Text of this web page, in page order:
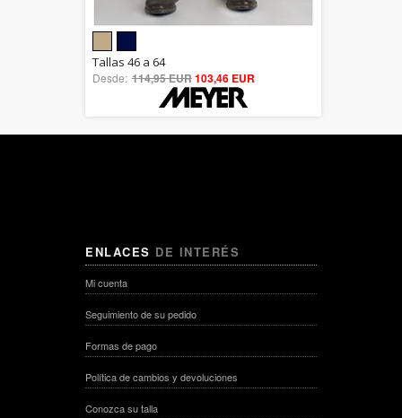
out of 5
Tallas 46 a 64
Desde: 114,95 EUR103,46 EUR
ENLACES DE INTERÉS
Mi cuenta
Seguimiento de su pedido
Formas de pago
Política de cambios y devoluciones
Conozca su talla